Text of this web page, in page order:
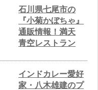
石川県七尾市の
『小菊かぼちゃ』
通販情報！満天
青空レストラン
インドカレー愛好
家・八木雄建のプ